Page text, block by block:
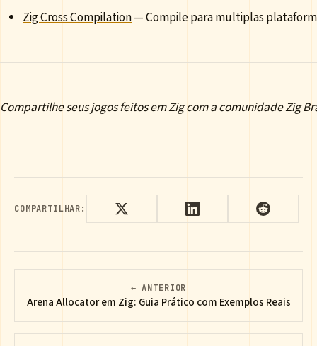
Zig Cross Compilation— Compile para multiplas
Compartilhe seus jogos feitos em Zig com a comunidade Zig
COMPARTILHAR:
← ANTERIOR
Arena Allocator em Zig: Guia Prático com Exemplos Reais